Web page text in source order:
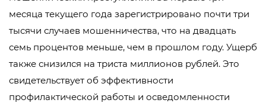
месяца текущего года зарегистрировано почти три
тысячи случаев мошенничества, что на двадцать
семь процентов меньше, чем в прошлом году. Ущерб
также снизился на триста миллионов рублей. Это
свидетельствует об эффективности
профилактической работы и осведомленности